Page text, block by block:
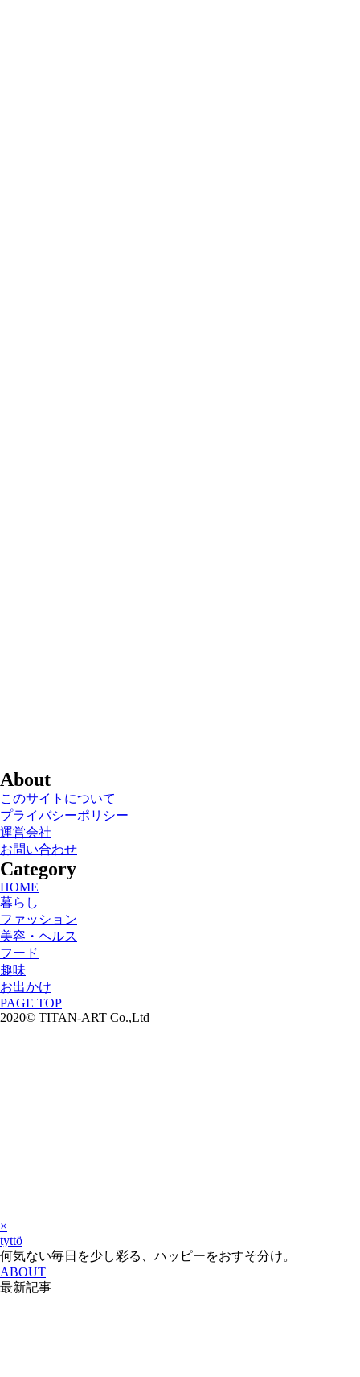
About
このサイトについて
プライバシーポリシー
運営会社
お問い合わせ
Category
HOME
暮らし
ファッション
美容・ヘルス
フード
趣味
お出かけ
PAGE TOP
2020© TITAN-ART Co.,Ltd
×
tyttö
何気ない毎日を少し彩る、ハッピーをおすそ分け。
ABOUT
最新記事